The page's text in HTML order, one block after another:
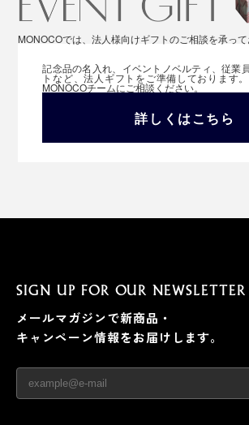
MONOCOでは、法人様向けギフトのご相談を承って
記念品の名入れ、イベントノベルティ、従業
トなど、法人ギフトをご準備しております
MONOCOチームにご相談ください。
詳しくはこちら
SIGN UP FOR OUR NEWSLETTER
メールマガジンで新商品・
キャンペーン情報をお届けします。